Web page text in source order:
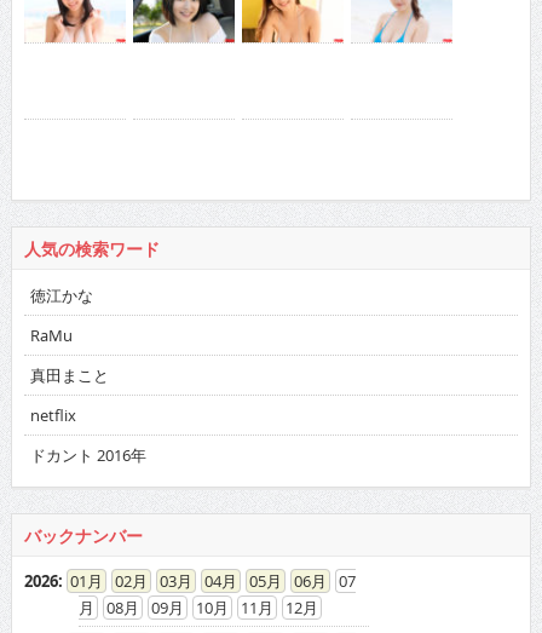
人気の検索ワード
徳江かな
RaMu
真田まこと
netflix
ドカント 2016年
バックナンバー
2026: 01 02 03 04 05 06
07
08
09 10 11
12